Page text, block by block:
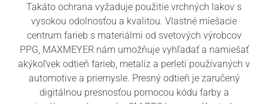
Takáto ochrana vyžaduje použitie vrchných lakov s
vysokou odolnosťou a kvalitou. Vlastné miešacie
centrum farieb s materiálmi od svetových výrobcov
PPG, MAXMEYER nám umožňuje vyhľadať a namiešať
akýkoľvek odtieň farieb, metalíz a perletí používaných v
automotive a priemysle. Presný odtieň je zaručený
digitálnou presnosťou pomocou kódu farby a